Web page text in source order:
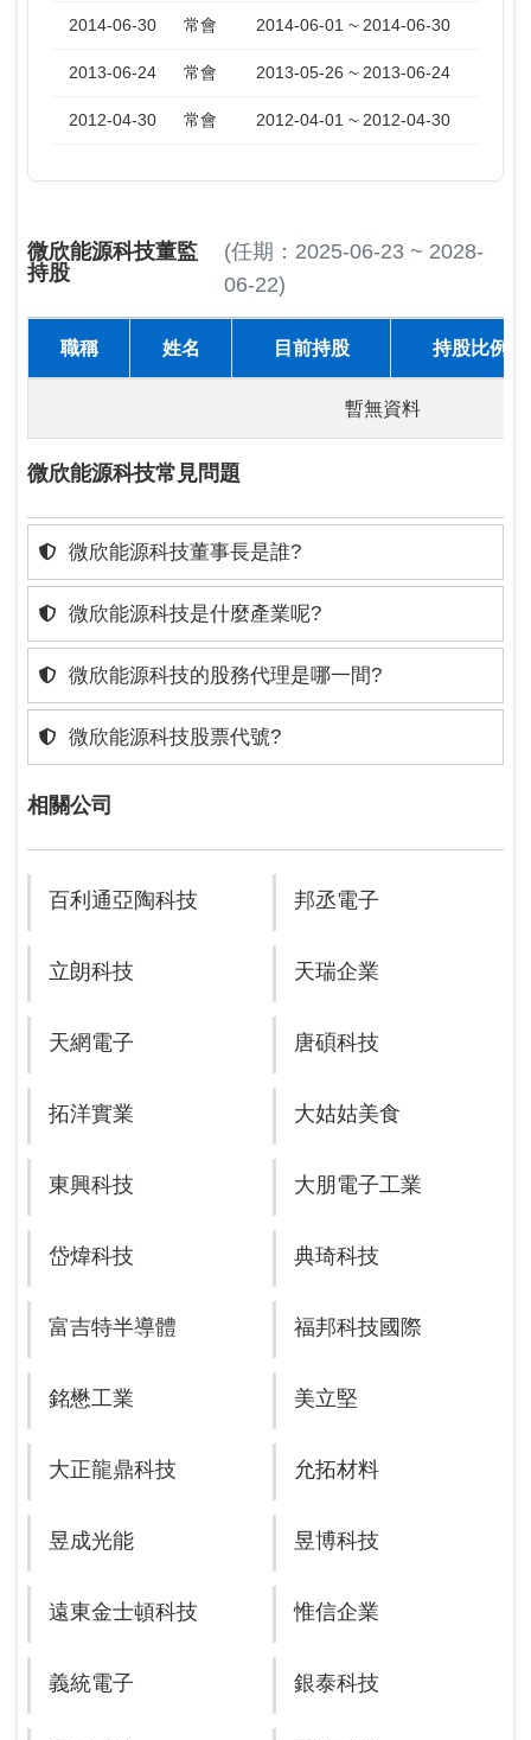
2014-06-30 常會 2014-06-01 ~ 2014-06-30
2013-06-24 常會 2013-05-26 ~ 2013-06-24
2012-04-30 常會 2012-04-01 ~ 2012-04-30
微欣能源科技董監
持股
(任期：2025-06-23 ~ 2028-
06-22)
職稱 姓名 目前持股 持股比例
暫無資料
微欣能源科技常見問題
微欣能源科技董事長是誰?
微欣能源科技是什麼產業呢?
微欣能源科技的股務代理是哪一間?
微欣能源科技股票代號?
相關公司
百利通亞陶科技 邦丞電子
立朗科技 天瑞企業
天網電子 唐碩科技
拓洋實業 大姑姑美食
東興科技 大朋電子工業
岱煒科技 典琦科技
富吉特半導體 福邦科技國際
銘懋工業 美立堅
大正龍鼎科技 允拓材料
昱成光能 昱博科技
遠東金士頓科技 惟信企業
義統電子 銀泰科技